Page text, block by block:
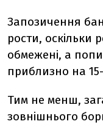
Запозичення
рости, оскільки
обмежені, а
приблизно на
Тим не менш,
зовнішнього